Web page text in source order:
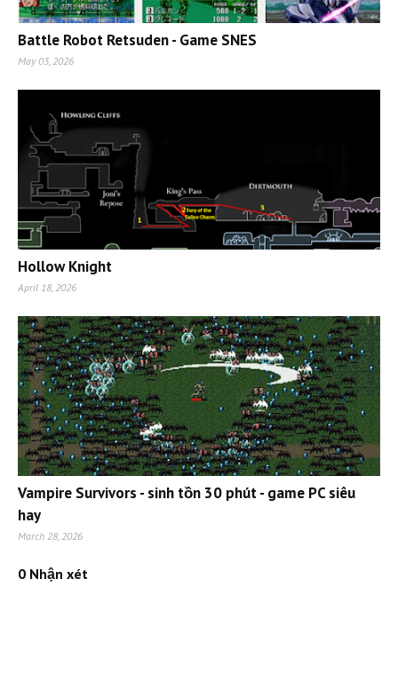
Battle Robot Retsuden - Game SNES
May 03, 2026
Hollow Knight
April 18, 2026
Vampire Survivors - sinh tồn 30 phút - game PC siêu
hay
March 28, 2026
0 Nhận xét